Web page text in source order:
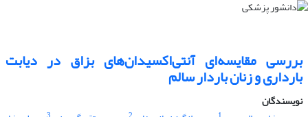
بررسی مقایسه‌ای آنتی‌اکسیدان‌های بزاق در دیابت
بارداری و زنان باردار سالم
نویسندگان